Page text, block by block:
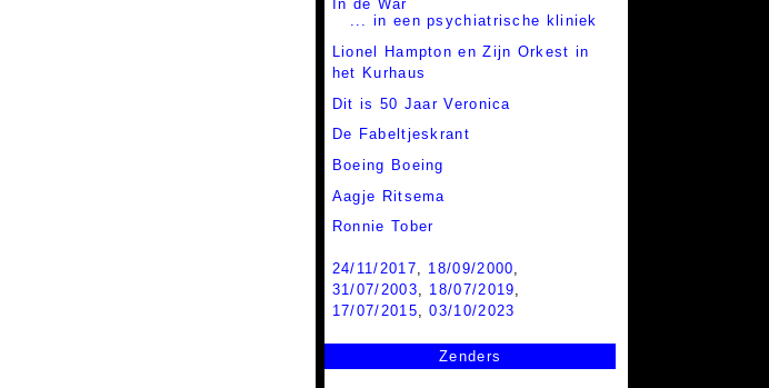
In de War
... in een psychiatrische kliniek
Lionel Hampton en Zijn Orkest in
het Kurhaus
Dit is 50 Jaar Veronica
De Fabeltjeskrant
Boeing Boeing
Aagje Ritsema
Ronnie Tober
24/11/2017, 18/09/2000,
31/07/2003, 18/07/2019,
17/07/2015,03/10/2023
Zenders